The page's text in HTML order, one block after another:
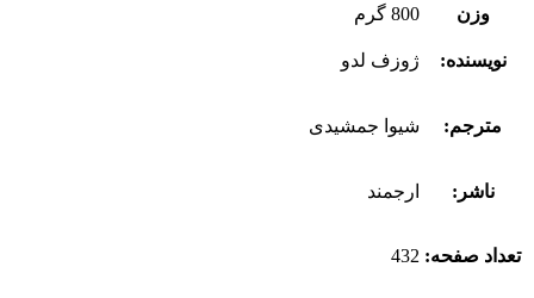
وزن
800 گرم
نویسنده: ژوزف لدو
مترجم: شیوا جمشیدی
ناشر: ارجمند
تعداد صفحه: 432